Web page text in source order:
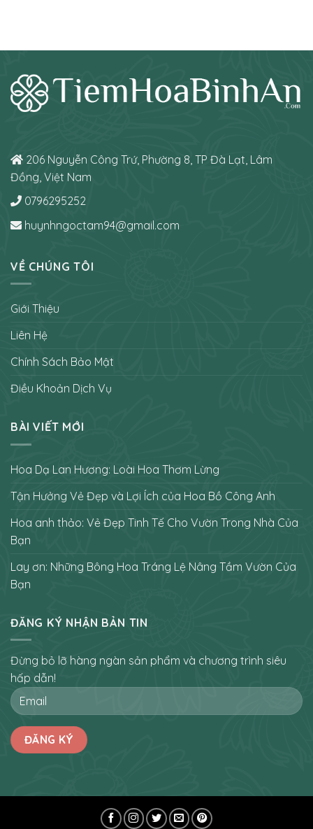
206 Nguyễn Công Trứ, Phường 8, TP Đà Lạt, Lâm
Đồng, Việt Nam
0796295252
huynhngoctam94@gmail.com
VỀ CHÚNG TÔI
Giới Thiệu
Liên Hệ
Chính Sách Bảo Mật
Điều Khoản Dịch Vụ
BÀI VIẾT MỚI
Hoa Dạ Lan Hương: Loài Hoa Thơm Lừng
Tận Hưởng Vẻ Đẹp và Lợi Ích của Hoa Bồ Công Anh
Hoa anh thảo: Vẻ Đẹp Tinh Tế Cho Vườn Trong Nhà Của
Bạn
Lay ơn: Những Bông Hoa Tráng Lệ Nâng Tầm Vườn Của
Bạn
ĐĂNG KÝ NHẬN BẢN TIN
Đừng bỏ lỡ hàng ngàn sản phẩm và chương trình siêu
hấp dẫn!